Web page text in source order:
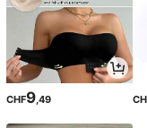
CHF9,49